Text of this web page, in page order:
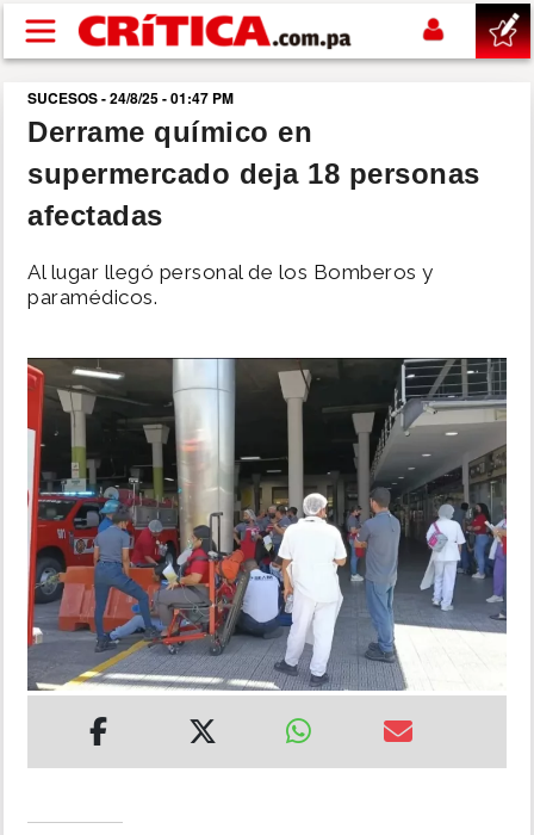
Pasar al contenido principal
buscar
SUCESOS
POLÍTICA
SHOW
DEPORTES
MUNDO
INSÓLITAS
MULTIMEDIA
SUCESOS - 24/8/25 - 01:47 PM
Derrame químico en
supermercado deja 18 personas
afectadas
Al lugar llegó personal de los Bomberos y
paramédicos.